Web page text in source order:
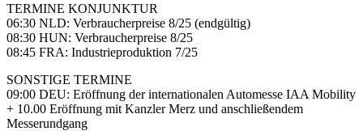
TERMINE KONJUNKTUR
06:30 NLD: Verbraucherpreise 8/25 (endgültig)
08:30 HUN: Verbraucherpreise 8/25
08:45 FRA: Industrieproduktion 7/25
SONSTIGE TERMINE
09:00 DEU: Eröffnung der internationalen Automesse IAA Mobility
+ 10.00 Eröffnung mit Kanzler Merz und anschließendem
Messerundgang